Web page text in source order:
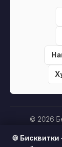
© 2026
съдържа
🍪 Бисквитки